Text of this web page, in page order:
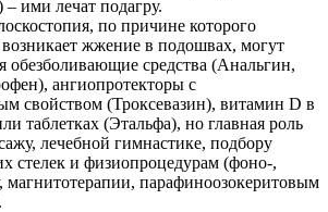
ими лечат подагру.
по причине которого
жжение в подошвах, могут
обезболивающие средства (Анальгин,
ангиопротекторы с
свойством (Троксевазин), витамин D в
таблетках (Этальфа), но главная роль
лечебной гимнастике, подбору
стелек и физиопроцедурам (фоно-,
магнитотерапии, парафиноозокеритовым